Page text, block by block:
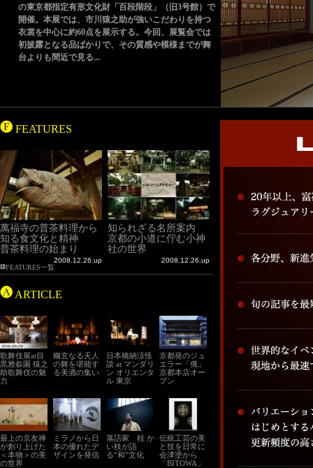
の東京都指定有形文化財「百段階段」（旧3号館）で
開催。本展では、市川猿之助が強いこだわりを持つ
衣裳を中心に約60点を展示する。今回、展覧会では
初披露となる品ばかりで、その質感や模様までが舞
台よりも間近で見る...
FEATURES
萬福寺の普茶料理から
知る食文化と精神
普茶料理の始まり
2008.12.26.up
知られざる名所案内
京都の小道に佇む小神
社の世界
2008.12.26.up
FEATURES一覧
ARTICLE
歌舞伎展at目
黒雅叙園 猿之
助歌舞伎の魅
力
幽玄なる天人
の舞を堪能す
る美酒の集い
日本橋納涼怪
談 at マンダリ
ン オリエンタ
ル 東京
京都発のジュ
エラー「俄」
京都本店オー
プン
最上の京友禅
が創り上げた
＜本物＞の美
の世界
ミラノから日
本の優れたデ
ザインを発信
落語家 桂 か
い枝が語
る“和”文化
伝統工芸の美
と技を日常に
会津塗から
「BITOWA」